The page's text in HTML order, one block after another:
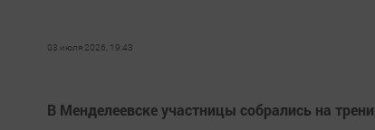
03 июля 2026, 19:43
В Менделеевске участницы собрались на